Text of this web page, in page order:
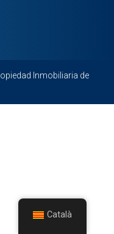
Inmobiliaria de
Català